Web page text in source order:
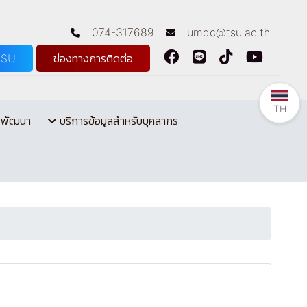
074-317689
umdc@tsu.ac.th
ช่องทางการติดต่อ
พัฒนา บริการข้อมูลสำหรับบุคลากร
TH